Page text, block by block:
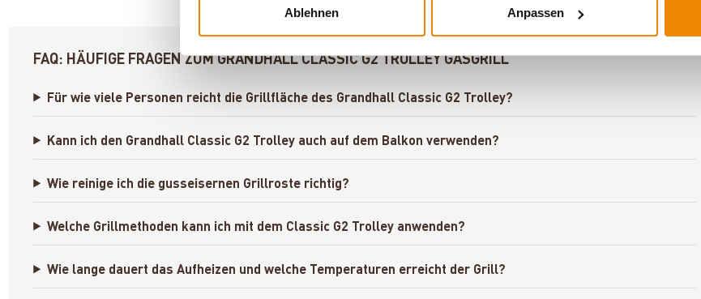
Ablehnen Anpassen
FAQ: HÄUFIGE FRAGEN ZUM GRANDHALL CLASSIC G2 TROLLEY GASGRILL
Für wie viele Personen reicht die Grillfläche des Grandhall Classic G2 Trolley?
Kann ich den Grandhall Classic G2 Trolley auch auf dem Balkon verwenden?
Wie reinige ich die gusseisernen Grillroste richtig?
Welche Grillmethoden kann ich mit dem Classic G2 Trolley anwenden?
Wie lange dauert das Aufheizen und welche Temperaturen erreicht der Grill?